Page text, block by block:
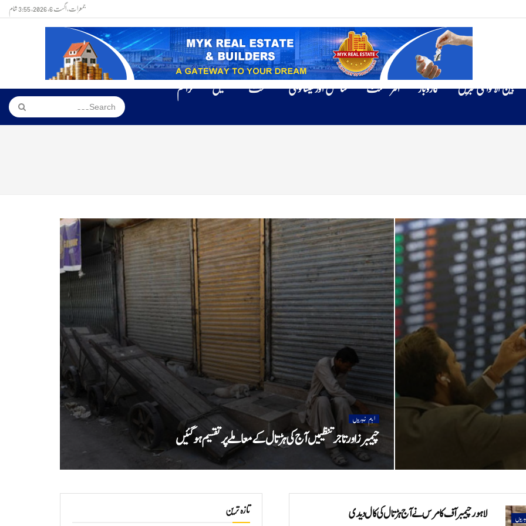
جمعرات, اگست 6, 2026, 3:55 شام
بین الاقوامی خبریں کاروبار انٹرٹینمنٹ سائنس اور ٹیکنالوجی صحت کھیل کرائم
اہم خبریں
چیمبرز اور تاجر تنظیمیں آج کی ہڑتال کے معاملے پر تقسیم ہوگئیں
لاہور چیمبر آف کامرس نے آج ہڑتال کی کال دیدی تازہ ترین